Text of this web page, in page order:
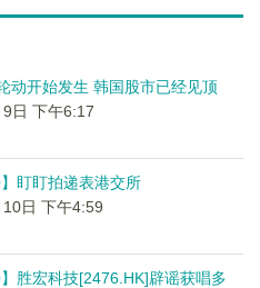
动开始发生 韩国股市已经见顶
日 下午6:17
】盯盯拍递表港交所
日 下午4:59
】胜宏科技[2476.HK]辟谣获唱多